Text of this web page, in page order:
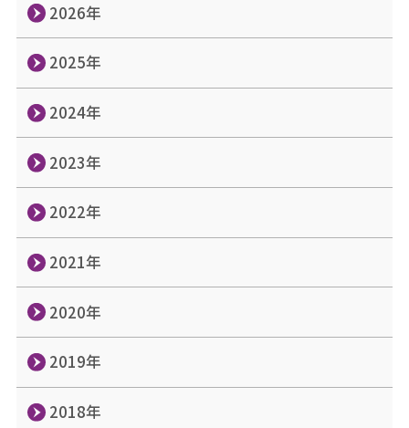
2026年
2025年
2024年
2023年
2022年
2021年
2020年
2019年
2018年